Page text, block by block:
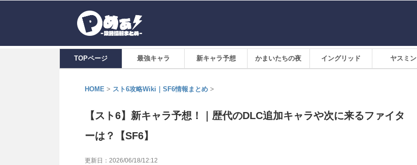
TOPページ 最強キャラ 新キャラ予想 かまいたちの夜 イングリッド ヤスミン
HOME > スト6攻略Wiki｜SF6情報まとめ >
【スト6】新キャラ予想！｜歴代のDLC追加キャラや次に来るファイタ
ーは？【SF6】
更新日： 2026/06/18/12:12